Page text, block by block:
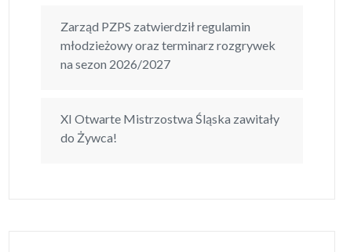
Zarząd PZPS zatwierdził regulamin
młodzieżowy oraz terminarz rozgrywek
na sezon 2026/2027
XI Otwarte Mistrzostwa Śląska zawitały
do Żywca!